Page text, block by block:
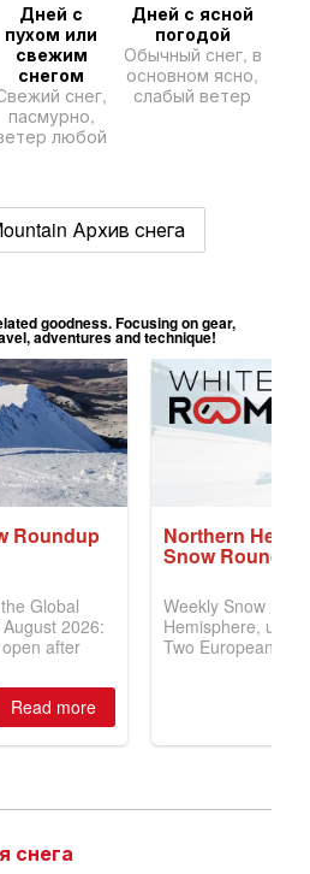
Дней с
пухом или
свежим
снегом
снег,
пасмурно,
любой
Дней с ясной
погодой
Обычный снег, в
основном ясно,
слабый ветер
Архив снега
снега